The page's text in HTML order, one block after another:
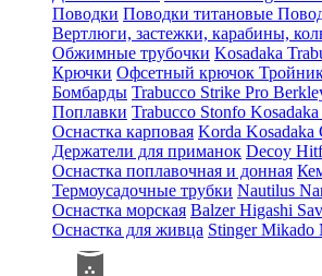
Поводки Поводки титановые
Вертлюги, застежки, карабины,
Обжимные трубочки Kosadaka
Крючки Офсетный крючок
Бомбарды Trabucco Strike Pro
Поплавки Trabucco Stonfo Kosadaka
Оснастка карповая Korda Kosadaka
Держатели для приманок Decoy
Оснастка поплавочная и донная
Термоусадочные трубки Nautilus
Оснастка морская BalzerHigashi
Оснастка для живца StingerMikado